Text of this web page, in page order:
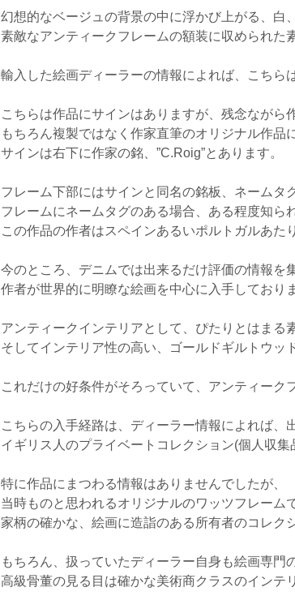
幻想的なベージュの背景の中に浮かび上がる、白
素敵なアンティークフレームの額装に収められた
輸入した絵画ディーラーの情報によれば、こちら
こちらは作品にサインはありますが、残念ながら
もちろん複製ではなく作家直筆のオリジナル作品
サインは右下に作家の銘、”C.Roig”とあります。
フレーム下部にはサインと同名の銘板、ネームタ
フレームにネームタグのある場合、ある程度知ら
この作品の作者はスペインあるいポルトガルあた
今のところ、デニムでは出来るだけ評価の情報を
作者が世界的に明瞭な絵画を中心に入手しており
アンティークインテリアとして、ぴたりとはまる
そしてインテリア性の高い、ゴールドギルトウッ
これだけの好条件がそろっていて、アンティー
こちらの入手経路は、ディーラー情報によれば、
イギリス人のプライベートコレクション(個人収集
特に作品にまつわる情報はありませんでしたが、
当時ものと思われるオリジナルのワッツフレー
家柄の確かな、絵画に造詣のある所有者のコレク
もちろん、扱っていたディーラー自身も絵画専門
高級骨董の見る目は確かな美術商クラスのインテ